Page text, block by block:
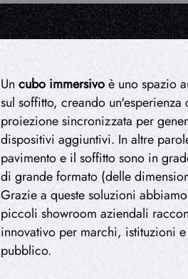
Uncubo immersivoè uno spazio
sul soffitto, creando
proiezione sincronizzata per
dispositivi aggiuntivi. In altre
pavimento e il soffitto sono in
di grande formato (delle
Grazie a queste soluzioni
piccoli showroom aziendali
innovativo per marchi, istituzioni
pubblico.